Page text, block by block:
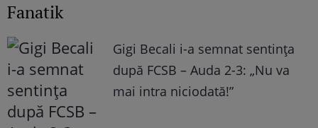
Fanatik
Gigi Becali i-a semnat sentința
după FCSB – Auda 2-3: „Nu va
mai intra niciodată!”